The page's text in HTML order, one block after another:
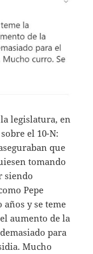
legislatura, en
el 10-N:
que
tomando
siendo
Pepe
años y se teme
aumento de la
para
Mucho